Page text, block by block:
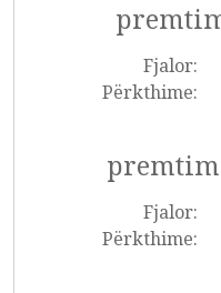
Fjalor:
Përkthime:
Fjalor:
Përkthime: